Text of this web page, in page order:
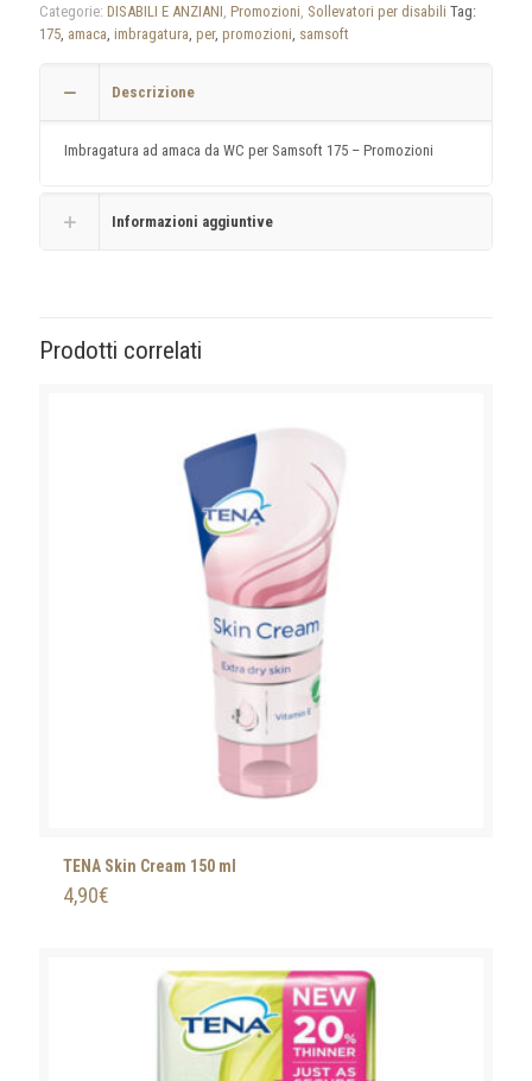
Categorie: DISABILI E ANZIANI, Promozioni, Sollevatori per disabili Tag:
175, amaca, imbragatura, per, promozioni, samsoft
Descrizione
Imbragatura ad amaca da WC per Samsoft 175 – Promozioni
Informazioni aggiuntive
Prodotti correlati
TENA Skin Cream 150 ml
4,90€